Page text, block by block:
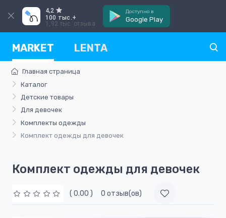
4,2
100 тыс.+
1,92 тыс. отзыва
Доступно в
Google Play
MARKET LENTA
Главная страница
Каталог
Детские товары
Для девочек
Комплекты одежды
Комплект одежды для девочек
Комплект одежды для девочек
( 0.00 ) 0 отзыв(ов)